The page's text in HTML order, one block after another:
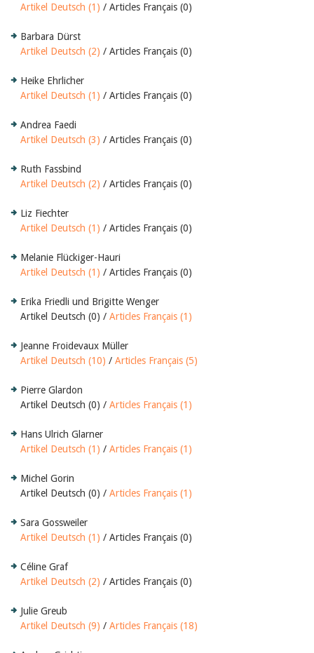
Artikel Deutsch (1) / Articles Français (0)
Barbara Dürst
Artikel Deutsch (2) / Articles Français (0)
Heike Ehrlicher
Artikel Deutsch (1) / Articles Français (0)
Andrea Faedi
Artikel Deutsch (3) / Articles Français (0)
Ruth Fassbind
Artikel Deutsch (2) / Articles Français (0)
Liz Fiechter
Artikel Deutsch (1) / Articles Français (0)
Melanie Flückiger-Hauri
Artikel Deutsch (1) / Articles Français (0)
Erika Friedli und Brigitte Wenger
Artikel Deutsch (0) / Articles Français (1)
Jeanne Froidevaux Müller
Artikel Deutsch (10) / Articles Français (5)
Pierre Glardon
Artikel Deutsch (0) / Articles Français (1)
Hans Ulrich Glarner
Artikel Deutsch (1) / Articles Français (1)
Michel Gorin
Artikel Deutsch (0) / Articles Français (1)
Sara Gossweiler
Artikel Deutsch (1) / Articles Français (0)
Céline Graf
Artikel Deutsch (2) / Articles Français (0)
Julie Greub
Artikel Deutsch (9) / Articles Français (18)